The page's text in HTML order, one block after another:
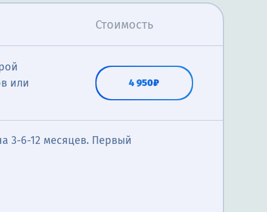
Стоимость
или
4 950₽
3-6-12 месяцев. Первый